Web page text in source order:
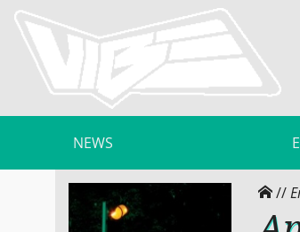
NEWS
//